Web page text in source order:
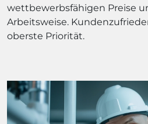
wettbewerbsfähigen Preise
Arbeitsweise.
oberste Priorität.